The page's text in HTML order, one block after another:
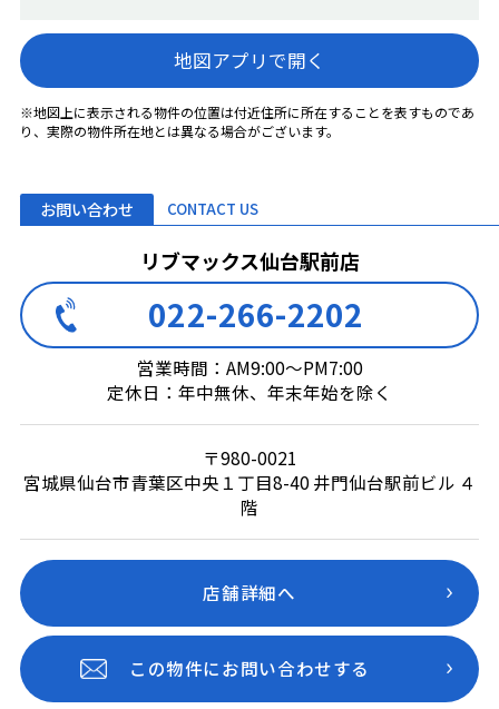
地図アプリで開く
※地図上に表示される物件の位置は付近住所に所在することを表すものであ
り、実際の物件所在地とは異なる場合がございます。
お問い合わせ CONTACT US
リブマックス仙台駅前店
022-266-2202
営業時間：AM9:00～PM7:00
定休日：年中無休、年末年始を除く
〒980-0021
宮城県仙台市青葉区中央１丁目8-40 井門仙台駅前ビル ４
階
店舗詳細へ
この物件にお問い合わせする